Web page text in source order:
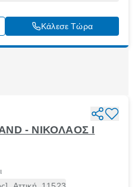
Κάλεσε Τώρα
- ΝΙΚΟΛΑΟΣ Ι